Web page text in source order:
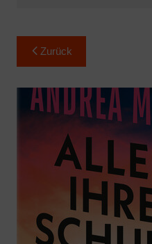
Beitragsnavigation
Zurück